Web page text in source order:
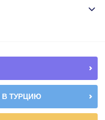
В ТУРЦИЮ